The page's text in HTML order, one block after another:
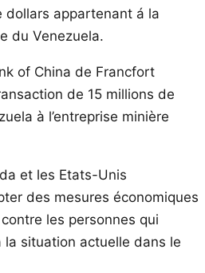
dollars appartenant á la
du Venezuela.
of China de Francfort
de 15 millions de
à l’entreprise minière
et les Etats-Unis
des mesures économiques
les personnes qui
situation actuelle dans le